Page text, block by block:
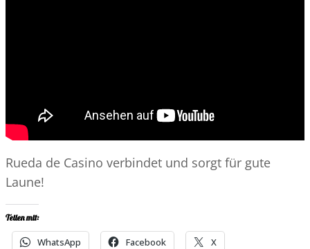
Rueda de Casino verbindet und sorgt für gute
Laune!
Teilen mit:
WhatsApp Facebook X